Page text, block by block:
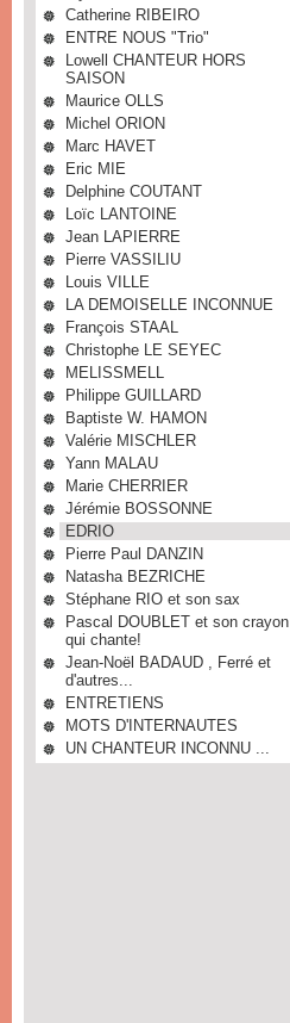
Catherine RIBEIRO
ENTRE NOUS "Trio"
Lowell CHANTEUR HORS
SAISON
Maurice OLLS
Michel ORION
Marc HAVET
Eric MIE
Delphine COUTANT
Loïc LANTOINE
Jean LAPIERRE
Pierre VASSILIU
Louis VILLE
LA DEMOISELLE INCONNUE
François STAAL
Christophe LE SEYEC
MELISSMELL
Philippe GUILLARD
Baptiste W. HAMON
Valérie MISCHLER
Yann MALAU
Marie CHERRIER
Jérémie BOSSONNE
EDRIO
Pierre Paul DANZIN
Natasha BEZRICHE
Stéphane RIO et son sax
Pascal DOUBLET et son crayon
qui chante!
Jean-Noël BADAUD , Ferré et
d'autres...
ENTRETIENS
MOTS D'INTERNAUTES
UN CHANTEUR INCONNU ...